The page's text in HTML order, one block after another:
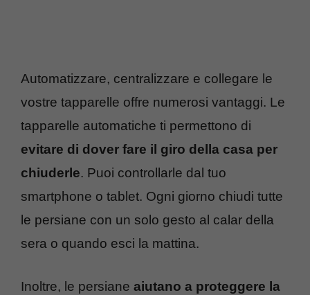
Automatizzare, centralizzare e collegare le
vostre tapparelle offre numerosi vantaggi. Le
tapparelle automatiche ti permettono di
evitare di dover fare il giro della casa per
chiuderle. Puoi controllarle dal tuo
smartphone o tablet. Ogni giorno chiudi tutte
le persiane con un solo gesto al calar della
sera o quando esci la mattina.
Inoltre, le persiane aiutano a proteggere la